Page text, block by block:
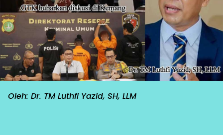
Oleh: Dr. TM Luthfi Yazid, SH, LLM